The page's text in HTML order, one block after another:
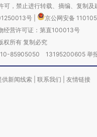
，禁止进行转载、摘编、复制及
号
京公网安备
经营许可证：第直100013号
权所有 复制必究
85905050 13195200605 举
供新闻线索 联系我们 友情链接